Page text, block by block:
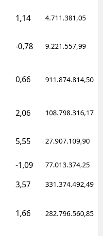
1,14 4.711.381,05
-0,78 9.221.557,99
0,66 911.874.814,50
2,06 108.798.316,17
5,55 27.907.109,90
-1,09 77.013.374,25
3,57 331.374.492,49
1,66 282.796.560,85